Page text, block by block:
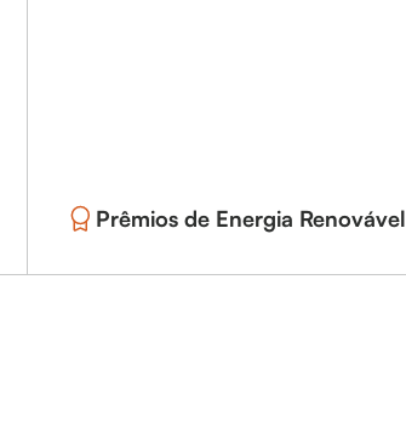
Prêmios de Energia Renovável